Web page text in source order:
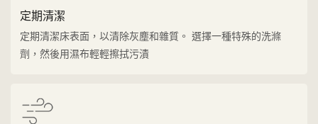
定期清潔
定期清潔床表面，以清除灰塵和雜質。 選擇一種特殊的洗滌
劑，然後用濕布輕輕擦拭污漬